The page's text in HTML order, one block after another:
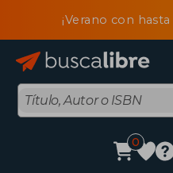
¡Verano con
0